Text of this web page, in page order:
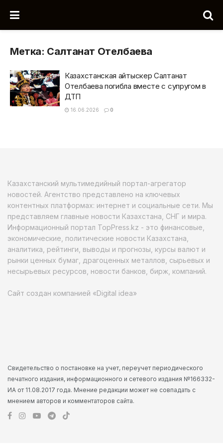
Метка: Салтанат Отелбаева
Казахстанская айтыскер Салтанат
Отелбаева погибла вместе с супругом в
ДТП
16.06.2026 0
Казахстанский мультимедийный портал-агрегатор
новостей. Агентство представлено на ключевых
контентных платформах: интернет и социальные сети. Мы
представляем главные новости Казахстана, СНГ и мира.
Информационный портал TopPress.kz - это финансовые,
экономические, политические новости Казахстана,
аналитика, рейтинги, выводы и прогнозы, курсы валют и
рынки ценных бумаг, драгоценных металлов, сырьевых и
несырьевых ресурсов, новости банков, бирж, компаний.
Сайт создан компанией «Digital idea»
Свидетельство о постановке на учет, переучет периодического
печатного издания, информационного и сетевого издания №166332-
ИА от 11.08.2017 года. Мнение редакции может не совпадать с
мнением авторов и комментаторов сайта.